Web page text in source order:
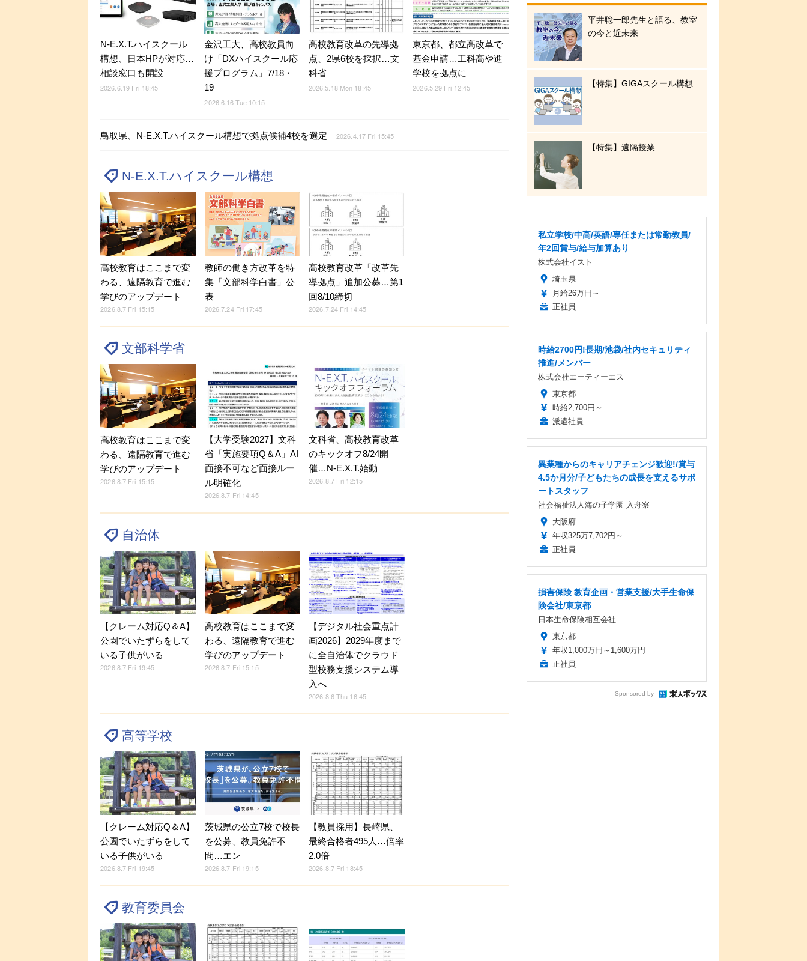
N-E.X.T.ハイスクール
構想、日本HPが対応…
相談窓口も開設
2026.6.19 Fri 18:45
金沢工大、高校教員向
け「DXハイスクール応
援プログラム」7/18・
19
2026.6.16 Tue 10:15
高校教育改革の先導拠
点、2県6校を採択…文
科省
2026.5.18 Mon 18:45
東京都、都立高改革で
基金申請…工科高や進
学校を拠点に
2026.5.29 Fri 12:45
鳥取県、N-E.X.T.ハイスクール構想で拠点候補4校を選定 2026.4.17 Fri 15:45
N-E.X.T.ハイスクール構想
高校教育はここまで変
わる、遠隔教育で進む
学びのアップデート
2026.8.7 Fri 15:15
教師の働き方改革を特
集「文部科学白書」公
表
2026.7.24 Fri 17:45
高校教育改革「改革先
導拠点」追加公募…第1
回8/10締切
2026.7.24 Fri 14:45
文部科学省
高校教育はここまで変
わる、遠隔教育で進む
学びのアップデート
2026.8.7 Fri 15:15
【大学受験2027】文科
省「実施要項Q＆A」AI
面接不可など面接ルー
ル明確化
2026.8.7 Fri 14:45
文科省、高校教育改革
のキックオフ8/24開
催…N-E.X.T.始動
2026.8.7 Fri 12:15
自治体
【クレーム対応Q＆A】
公園でいたずらをして
いる子供がいる
2026.8.7 Fri 19:45
高校教育はここまで変
わる、遠隔教育で進む
学びのアップデート
2026.8.7 Fri 15:15
【デジタル社会重点計
画2026】2029年度まで
に全自治体でクラウド
型校務支援システム導
入へ
2026.8.6 Thu 16:45
高等学校
【クレーム対応Q＆A】
公園でいたずらをして
いる子供がいる
2026.8.7 Fri 19:45
茨城県の公立7校で校長
を公募、教員免許不
問…エン
2026.8.7 Fri 19:15
【教員採用】長崎県、
最終合格者495人…倍率
2.0倍
2026.8.7 Fri 18:45
教育委員会
平井聡一郎先生と語る、教室
の今と近未来
【特集】GIGAスクール構想
【特集】遠隔授業
私立学校/中高/英語/専任または常勤教員/
年2回賞与/給与加算あり
株式会社イスト
埼玉県
月給26万円～
正社員
時給2700円!長期/池袋/社内セキュリティ
推進/メンバー
株式会社エーティーエス
東京都
時給2,700円～
派遣社員
異業種からのキャリアチェンジ歓迎!/賞与
4.5か月分/子どもたちの成長を支えるサポ
ートスタッフ
社会福祉法人海の子学園 入舟寮
大阪府
年収325万7,702円～
正社員
損害保険 教育企画・営業支援/大手生命保
険会社/東京都
日本生命保険相互会社
東京都
年収1,000万円～1,600万円
正社員
Sponsored by